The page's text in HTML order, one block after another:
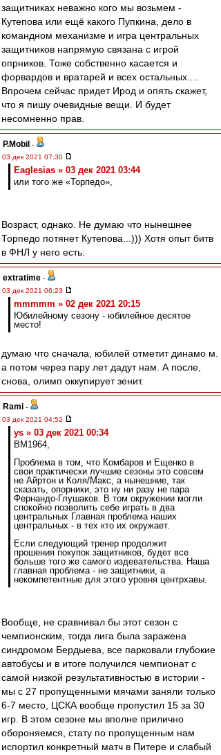
защитниках неважно кого мы возьмем -
Кутепова или ещё какого Пупкина, дело в
командном механизме и игра центральных
защитников напрямую связана с игрой
опрников. Тоже собственно касается и
форвардов и вратарей и всех остальных....
Впрочем сейчас придет Ирод и опять скажет,
что я пишу очевидные вещи. И будет
несомненно прав.
P.Mobil -
03 дек 2021 07:30
Eaglesias » 03 дек 2021 03:44
или того же «Торпедо»,
Возраст, однако. Не думаю что нынешнее
Торпедо потянет Кутепова...))) Хотя опыт битв
в ФНЛ у него есть.
extratime -
03 дек 2021 06:23
mmmmm » 02 дек 2021 20:15
Юбилейному сезону - юбилейное десятое
место!
думаю что сначала, юбилей отметит динамо м.
а потом через пару лет дадут нам. А после,
снова, олимп оккупирует зенит.
Rami -
03 дек 2021 04:52
ys » 03 дек 2021 00:34
BM1964,
Проблема в том, что Комбаров и Ещенко в
свои практически лучшие сезоны это совсем
не Айртон и Коля/Макс, а нынешние, так
сказать, опорники, это ну ни разу не пара
Фернандо-Глушаков. В том окружении могли
спокойно позволить себе играть в два
центральных Главная проблема наших
центральных - в тех кто их окружает.
Если следующий тренер продолжит
прошения покупок защитников, будет все
больше того же самого издевательства. Наша
главная проблема - не защитники, а
некомпетентные для этого уровня центрхавы.
Вообще, не сравнивал бы этот сезон с
чемпионским, тогда лига была заражена
синдромом Бердыева, все парковали глубокие
автобусы и в итоге получился чемпионат с
самой низкой результативностью в истории -
мы с 27 пропущенными мячами заняли только
6-7 место, ЦСКА вообще пропустил 15 за 30
игр. В этом сезоне мы вполне прилично
обороняемся, стату по пропущенным нам
испортил конкретный матч в Питере и слабый